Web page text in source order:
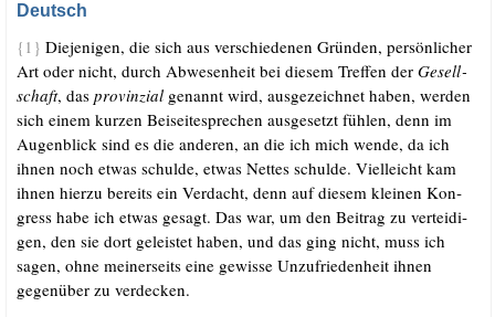
Deutsch
{1} Die­je­ni­gen, die sich aus ver­schie­de­nen Grün­den, per­sön­li­cher
Art oder nicht, durch Abwe­sen­heit bei die­sem Tref­fen der Gesell­
schaft, das pro­vin­zi­algenannt wird, aus­ge­zeich­net haben, wer­den
sich einem kur­zen Bei­sei­te­spre­chen aus­ge­setzt füh­len, denn im
Augen­blick sind es die ande­ren, an die ich mich wen­de, da ich
ihnen noch etwas schul­de, etwas Net­tes schul­de. Viel­leicht kam
ihnen hier­zu bereits ein Ver­dacht, denn auf die­sem klei­nen Kon­
gress habe ich etwas gesagt. Das war, um den Bei­trag zu ver­tei­di­
gen, den sie dort geleis­tet haben, und das ging nicht, muss ich
sagen, ohne mei­ner­seits eine gewis­se Unzu­frie­den­heit ihnen
gegen­über zu verdecken.